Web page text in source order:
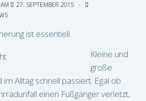
27. SEPTEMBER 2015
Kleine und
große
im Alltag schnell passiert. Egal ob
einen Fußgänger verletzt,